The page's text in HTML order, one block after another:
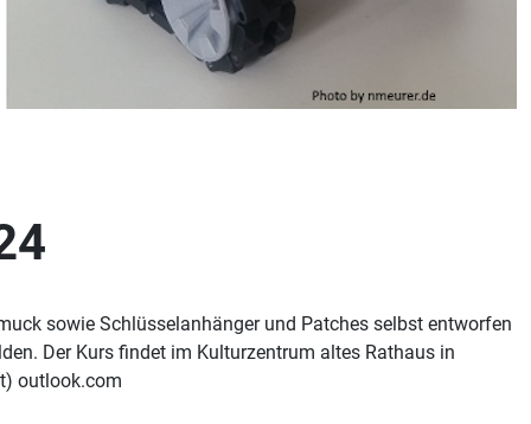
sowie Schlüsselanhänger und Patches selbst entworfen
Der Kurs findet im Kulturzentrum altes Rathaus in
outlook.com